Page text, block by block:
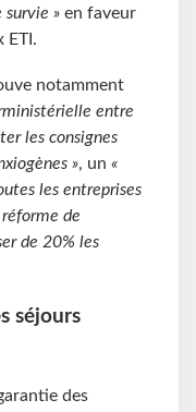
survie » en faveur
ETI.
notamment
entre
les consignes
», un «
les entreprises
de
de 20% les
séjours
des